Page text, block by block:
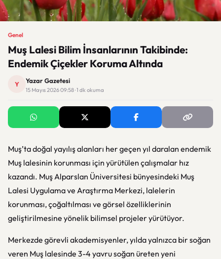
Genel
Muş Lalesi Bilim İnsanlarının Takibinde:
Endemik Çiçekler Koruma Altında
Y Yazar Gazetesi
15 Mayıs 2026 09:58 · 1 dk okuma
Muş’ta doğal yayılış alanları her geçen yıl daralan endemik
Muş lalesinin korunması için yürütülen çalışmalar hız
kazandı. Muş Alparslan Üniversitesi bünyesindeki Muş
Lalesi Uygulama ve Araştırma Merkezi, lalelerin
korunması, çoğaltılması ve görsel özelliklerinin
geliştirilmesine yönelik bilimsel projeler yürütüyor.
Merkezde görevli akademisyenler, yılda yalnızca bir soğan
veren Muş lalesinde 3-4 yavru soğan üreten yeni